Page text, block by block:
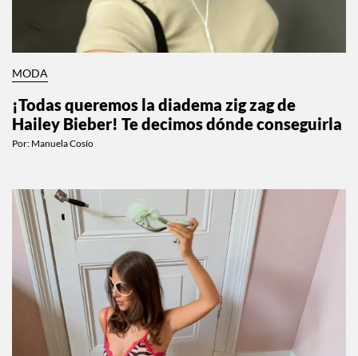
MODA
¡Todas queremos la diadema zig zag de
Hailey Bieber! Te decimos dónde conseguirla
Por: Manuela Cosío